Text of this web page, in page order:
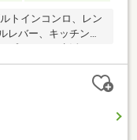
トインコンロ、レン
レバー、キッチン建
住まい頂けます。